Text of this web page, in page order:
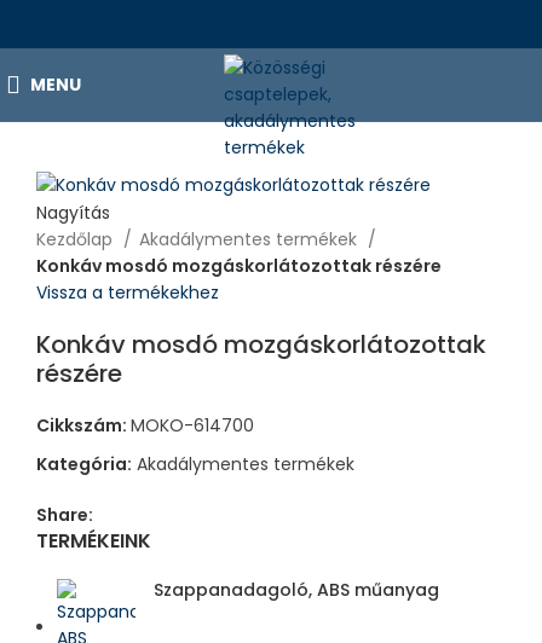
MENU
Nagyítás
Kezdőlap
Akadálymentes termékek
Konkáv mosdó mozgáskorlátozottak részére
Vissza a termékekhez
Konkáv mosdó mozgáskorlátozottak
részére
Cikkszám: MOKO-614700
Kategória: Akadálymentes termékek
Share:
TERMÉKEINK
Szappanadagoló, ABS műanyag